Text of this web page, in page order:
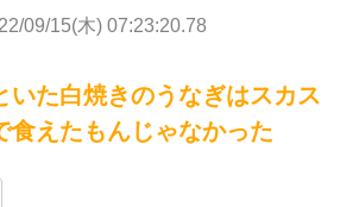
09/15(木) 07:23:20.78
いた白焼きのうなぎはスカス
食えたもんじゃなかった